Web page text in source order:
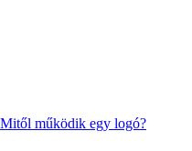
Mitől működik egy logó?